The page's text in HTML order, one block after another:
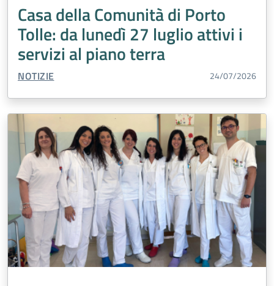
Percorso Diagnostico Terapeutico Assistenziale PDTA
Percorso Nascita
Prenotazioni
Presidi Territoriali
Prevenzione
Servizi Distrettuali
Tumori
Turismo Urologia
Vaccinazioni
Vaccini
Violenza di genere Interaziendale
Casa della Comunità di Porto
Tolle: da lunedì 27 luglio attivi i
servizi al piano terra
TIPO CONTENUTO:
NOTIZIE 24/07/2026